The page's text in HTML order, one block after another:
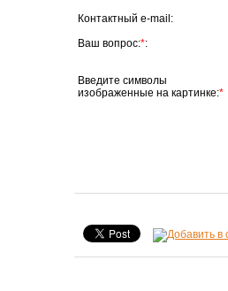
Контактный e-mail:
Ваш вопрос:*:
Введите символы
изображенные на картинке:*